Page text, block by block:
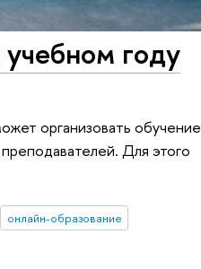
году
организовать обучение
Для этого
онлайн-образование